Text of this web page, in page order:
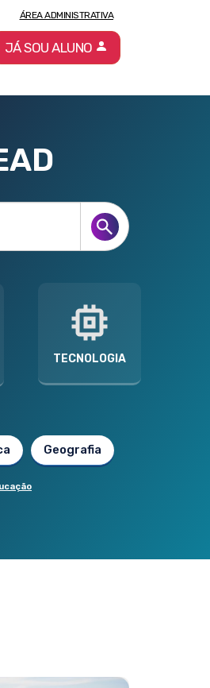
ÁREA ADMINISTRATIVA
JÁ SOU ALUNO
TECNOLOGIA
Geografia